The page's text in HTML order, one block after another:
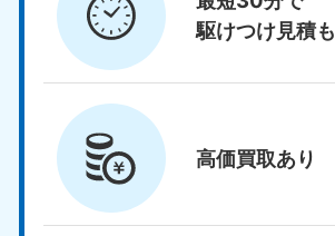
駆けつけ見積
高価買取あり